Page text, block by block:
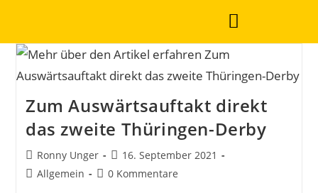
Zum Auswärtsauftakt direkt
das zweite Thüringen-Derby
Ronny Unger
16. September 2021
Allgemein
0 Kommentare